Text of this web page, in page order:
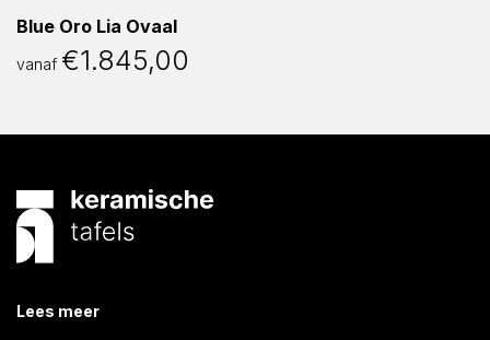
Blue Oro Lia Ovaal
vanaf €1.845,00
Lees meer